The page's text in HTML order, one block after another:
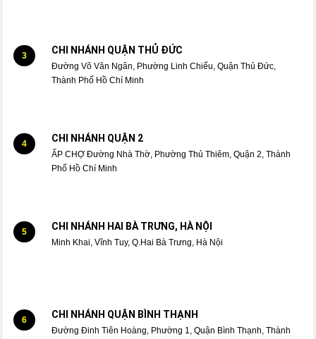
3 CHI NHÁNH QUẬN THỦ ĐỨC
Đường Võ Văn Ngân, Phường Linh Chiểu, Quận Thủ Đức,
Thành Phố Hồ Chí Minh
4 CHI NHÁNH QUẬN 2
ẤP CHỢ Đường Nhà Thờ, Phường Thủ Thiêm, Quận 2, Thành
Phố Hồ Chí Minh
5 CHI NHÁNH HAI BÀ TRƯNG, HÀ NỘI
Minh Khai, Vĩnh Tuy, Q.Hai Bà Trưng, Hà Nội
6 CHI NHÁNH QUẬN BÌNH THẠNH
Đường Đinh Tiên Hoàng, Phường 1, Quận Bình Thạnh, Thành